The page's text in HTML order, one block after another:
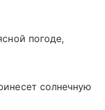
погоде,
солнечную